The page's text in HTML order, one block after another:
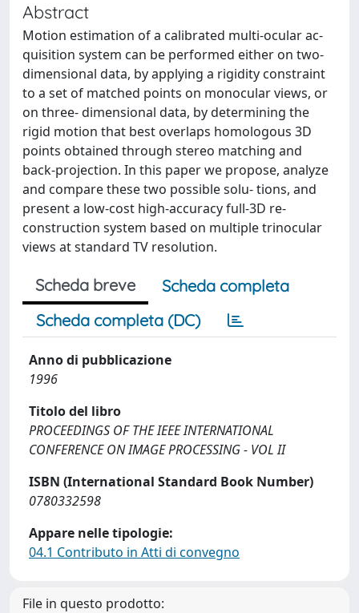
Abstract
Motion estimation of a calibrated multi-ocular ac-
quisition system can be performed either on two-
dimensional data, by applying a rigidity constraint
to a set of matched points on monocular views, or
on three- dimensional data, by determining the
rigid motion that best overlaps homologous 3D
points obtained through stereo matching and
back-projection. In this paper we propose, analyze
and compare these two possible solu- tions, and
present a low-cost high-accuracy full-3D re-
construction system based on multiple trinocular
views at standard TV resolution.
Scheda breve
Scheda completa
Scheda completa (DC)
Anno di pubblicazione
1996
Titolo del libro
PROCEEDINGS OF THE IEEE INTERNATIONAL
CONFERENCE ON IMAGE PROCESSING - VOL II
ISBN (International Standard Book Number)
0780332598
Appare nelle tipologie:
04.1 Contributo in Atti di convegno
File in questo prodotto: